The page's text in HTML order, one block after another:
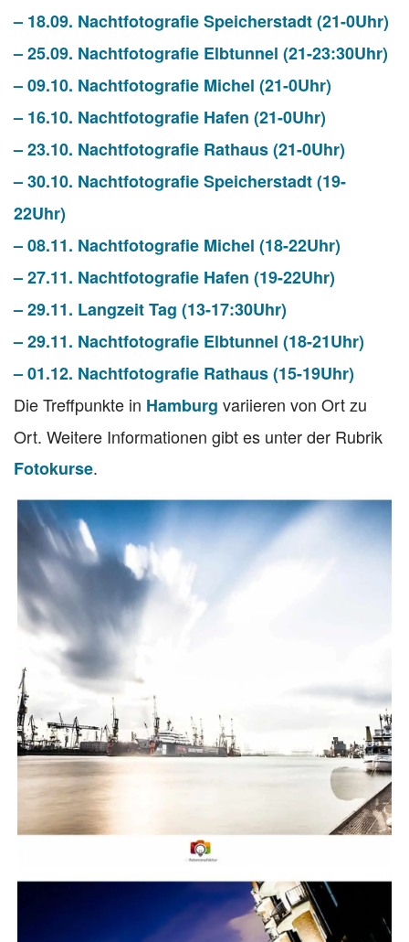
– 18.09. Nachtfotografie Speicherstadt (21-0Uhr)
– 25.09. Nachtfotografie Elbtunnel (21-23:30Uhr)
– 09.10. Nachtfotografie Michel (21-0Uhr)
– 16.10. Nachtfotografie Hafen (21-0Uhr)
– 23.10. Nachtfotografie Rathaus (21-0Uhr)
– 30.10. Nachtfotografie Speicherstadt (19-
22Uhr)
– 08.11. Nachtfotografie Michel (18-22Uhr)
– 27.11. Nachtfotografie Hafen (19-22Uhr)
– 29.11. Langzeit Tag (13-17:30Uhr)
– 29.11. Nachtfotografie Elbtunnel (18-21Uhr)
– 01.12. Nachtfotografie Rathaus (15-19Uhr)
Die Treffpunkte in Hamburg variieren von Ort zu
Ort. Weitere Informationen gibt es unter der Rubrik
Fotokurse.